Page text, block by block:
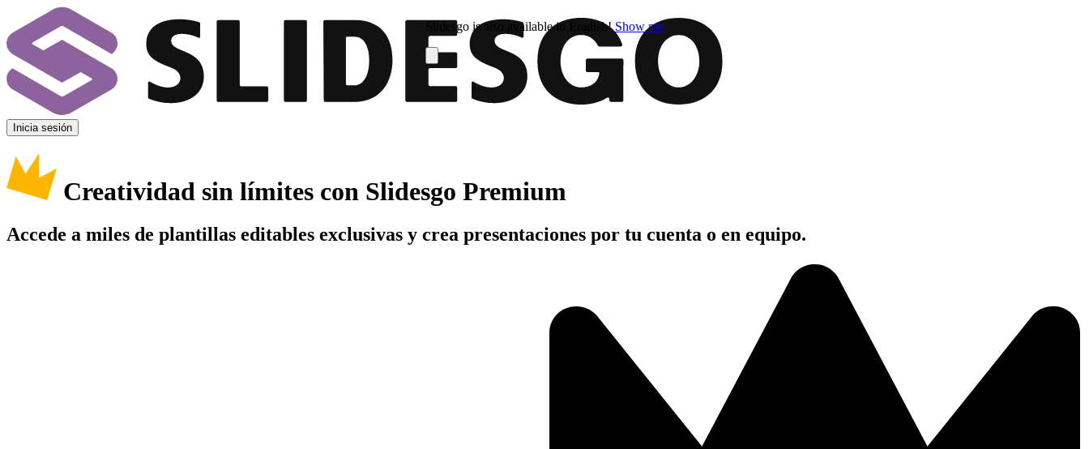
Slidesgo is also available in English! Show me
Inicia sesión
Creatividad sin límites con Slidesgo Premium
Accede a miles de plantillas editables exclusivas y crea presentaciones por tu cuenta o en equipo.